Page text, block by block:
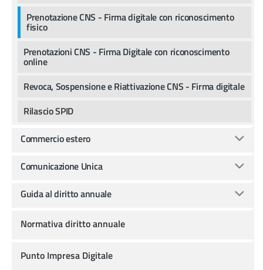
Prenotazione CNS - Firma digitale con riconoscimento
fisico
Prenotazioni CNS - Firma Digitale con riconoscimento
online
Revoca, Sospensione e Riattivazione CNS - Firma digitale
Rilascio SPID
Commercio estero
Comunicazione Unica
Guida al diritto annuale
Normativa diritto annuale
Punto Impresa Digitale